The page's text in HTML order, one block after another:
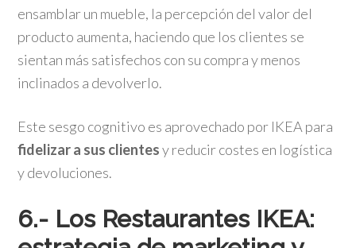
ensamblar un mueble, la percepción del valor del
producto aumenta, haciendo que los clientes se
sientan más satisfechos con su compra y menos
inclinados a devolverlo.
Este sesgo cognitivo es aprovechado por IKEA para
fidelizar a sus clientesy reducir costes en logística
y devoluciones.
6.- Los Restaurantes IKEA: